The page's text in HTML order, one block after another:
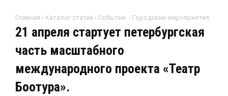
Главная › Каталог статей › События. › Городские мероприятия.
21 апреля стартует петербургская
часть масштабного
международного проекта «Театр
Боотура».